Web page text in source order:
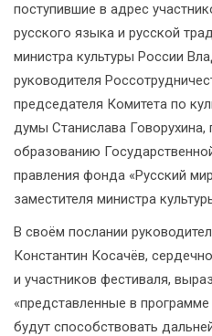
поступившие в адрес
русского языка и русской
министра культуры России
руководителя
председателя Комитета по
думы Станислава Говорухина,
образованию
правления фонда «Русский
заместителя министра
В своём послании
Константин Косачёв,
и участников фестиваля,
«представленные в
будут способствовать